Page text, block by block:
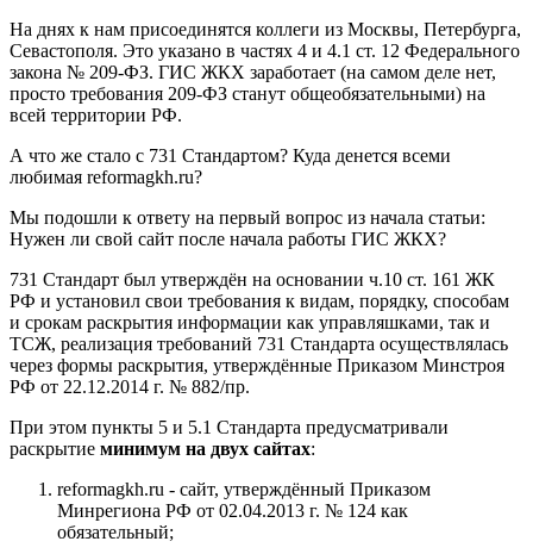
На днях к нам присоединятся коллеги из Москвы, Петербурга,
Севастополя. Это указано в частях 4 и 4.1 ст. 12 Федерального
закона № 209-ФЗ. ГИС ЖКХ заработает (на самом деле нет,
просто требования 209-ФЗ станут общеобязательными) на
всей территории РФ.
А что же стало с 731 Стандартом? Куда денется всеми
любимая reformagkh.ru?
Мы подошли к ответу на первый вопрос из начала статьи:
Нужен ли свой сайт после начала работы ГИС ЖКХ?
731 Стандарт был утверждён на основании ч.10 ст. 161 ЖК
РФ и установил свои требования к видам, порядку, способам
и срокам раскрытия информации как управляшками, так и
ТСЖ, реализация требований 731 Стандарта осуществлялась
через формы раскрытия, утверждённые Приказом Минстроя
РФ от 22.12.2014 г. № 882/пр.
При этом пункты 5 и 5.1 Стандарта предусматривали
раскрытие минимум на двух сайтах:
reformagkh.ru - сайт, утверждённый Приказом
Минрегиона РФ от 02.04.2013 г. № 124 как
обязательный;